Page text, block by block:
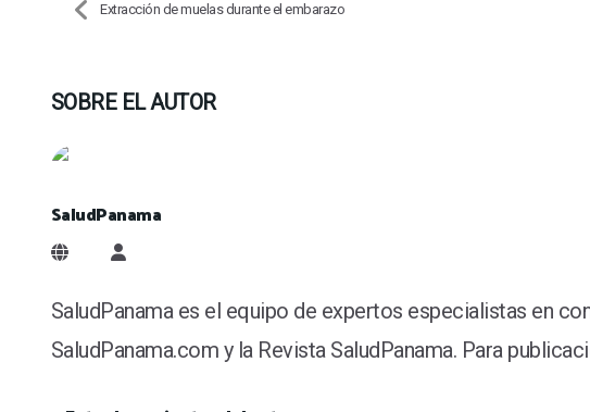
Extracción de muelas durante el embarazo
SOBRE EL AUTOR
SaludPanama
SaludPanama
SaludPanama es el equipo de expertos especialistas en
SaludPanama.com y la Revista SaludPanama. Para